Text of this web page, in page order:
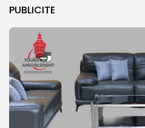
PUBLICITE